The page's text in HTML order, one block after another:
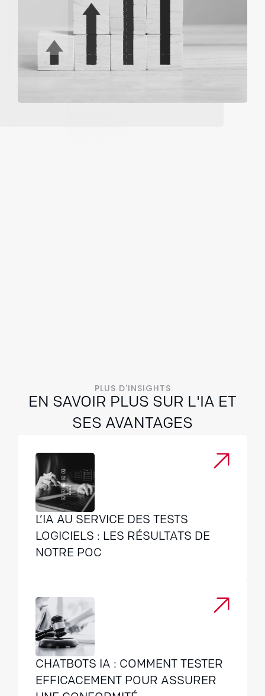
PLUS D'INSIGHTS
EN SAVOIR PLUS SUR L'IA ET
SES AVANTAGES
L’IA AU SERVICE DES TESTS
LOGICIELS : LES RÉSULTATS DE
NOTRE POC
CHATBOTS IA : COMMENT TESTER
EFFICACEMENT POUR ASSURER